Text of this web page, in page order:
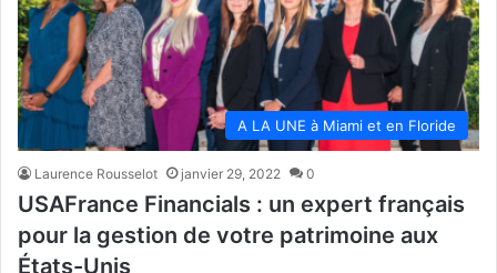
A LA UNE à Miami et en Floride
Laurence Rousselot janvier 29, 2022 0
USAFrance Financials : un expert français
pour la gestion de votre patrimoine aux
États-Unis